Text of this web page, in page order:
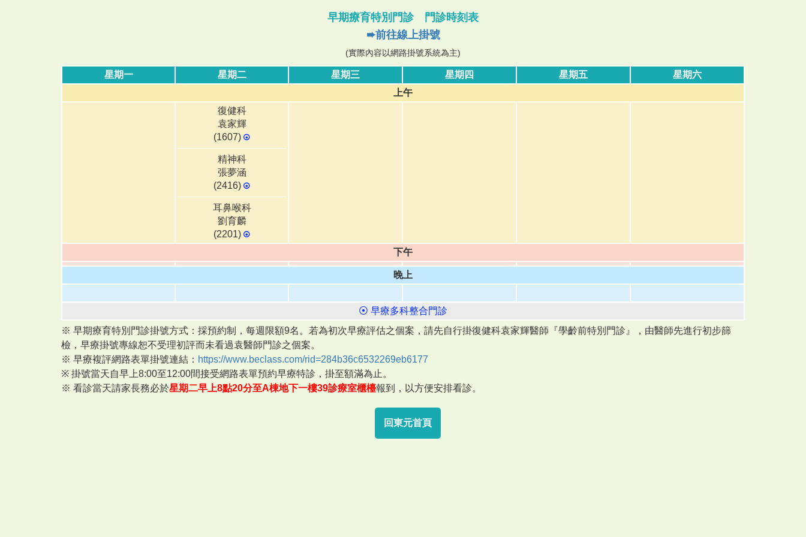
早期療育特別門診 門診時刻表
➨前往線上掛號
(實際內容以網路掛號系統為主)
星期一 星期二 星期三 星期四 星期五
星期六
上午
復健科
袁家輝
(1607) ⦿
精神科
張夢涵
(2416) ⦿
耳鼻喉科
劉育麟
(2201) ⦿
下午
晚上
⦿ 早療多科整合門診
※ 早期療育特別門診掛號方式：採預約制，每週限額9名。若為初次早療評估之個案，請先自行掛復健科袁家輝醫師『學齡前特別門診』，由醫師先進行初步篩
檢，早療掛號專線恕不受理初評而未看過袁醫師門診之個案。
※ 早療複評網路表單掛號連結： https://www.beclass.com/rid=284b36c6532269eb6177
※ 掛號當天自早上8:00至12:00間接受網路表單預約早療特診，掛至額滿為止。
※ 看診當天請家長務必於星期二早上8點20分至A棟地下一樓39診療室櫃檯報到，以方便安排看診。
回東元首頁